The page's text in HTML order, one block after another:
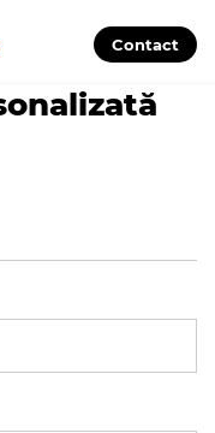
Contact